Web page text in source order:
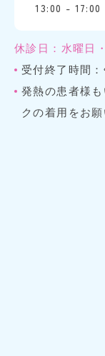
13:00 - 17:00
休診日：水曜日
受付終了時間
発熱の患者様
クの着用をお